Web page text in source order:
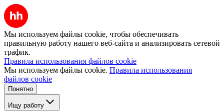
Мы используем файлы cookie, чтобы обеспечивать
правильную работу нашего веб-сайта и анализировать сетевой
трафик.
Правила использования файлов cookie
Мы используем файлы cookie. Правила использования
файлов cookie
Понятно
Ищу работу